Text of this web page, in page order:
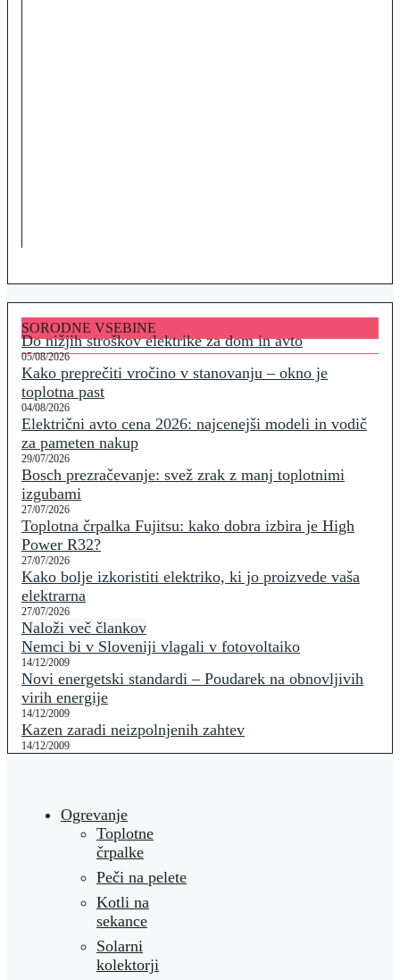
SORODNE VSEBINE
Do nižjih stroškov elektrike za dom in avto
05/08/2026
Kako preprečiti vročino v stanovanju – okno je
toplotna past
04/08/2026
Električni avto cena 2026: najcenejši modeli in vodič
za pameten nakup
29/07/2026
Bosch prezračevanje: svež zrak z manj toplotnimi
izgubami
27/07/2026
Toplotna črpalka Fujitsu: kako dobra izbira je High
Power R32?
27/07/2026
Kako bolje izkoristiti elektriko, ki jo proizvede vaša
elektrarna
27/07/2026
Naloži več člankov
Nemci bi v Sloveniji vlagali v fotovoltaiko
14/12/2009
Novi energetski standardi – Poudarek na obnovljivih
virih energije
14/12/2009
Kazen zaradi neizpolnjenih zahtev
14/12/2009
Ogrevanje
Toplotne
črpalke
Peči na pelete
Kotli na
sekance
Solarni
kolektorji